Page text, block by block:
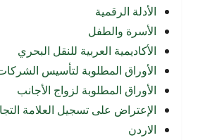
الأدلة الرقمية
الأسرة والطفل
الأكاديمية العربية للنقل البحري
الأوراق المطلوبة لتأسيس
الأوراق المطلوبة لزواج الأجانب
الإعتراض على تسجيل العلامة
الاردن